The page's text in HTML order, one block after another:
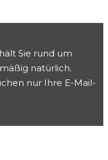
Sie rund um
natürlich.
nur Ihre E-Mail-